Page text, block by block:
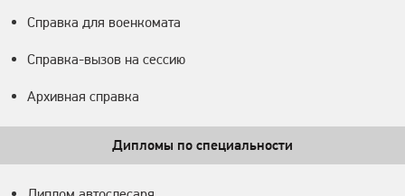
Справка для военкомата
Справка-вызов на сессию
Архивная справка
Дипломы по специальности